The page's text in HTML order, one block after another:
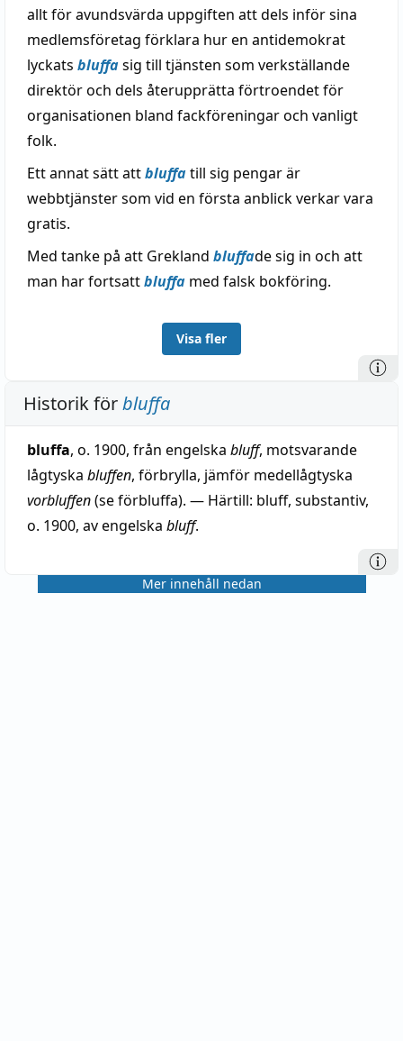
allt för avundsvärda uppgiften att dels inför sina
medlemsföretag förklara hur en antidemokrat
lyckats bluffasig till tjänsten som verkställande
direktör och dels återupprätta förtroendet för
organisationen bland fackföreningar och vanligt
folk.
Ett annat sätt attbluffatill sig pengar är
webbtjänster som vid en första anblick verkar vara
gratis.
Med tanke på att Grekland bluffade sig in och att
man har fortsattbluffa med falsk bokföring.
Visa fler
Historik förbluffa
bluffa, o. 1900, från engelska bluff, motsvarande
lågtyska bluffen, förbrylla, jämför medellågtyska
vorbluffen(se förbluffa). — Härtill: bluff, substantiv,
o. 1900, av engelska bluff.
Mer innehåll nedan